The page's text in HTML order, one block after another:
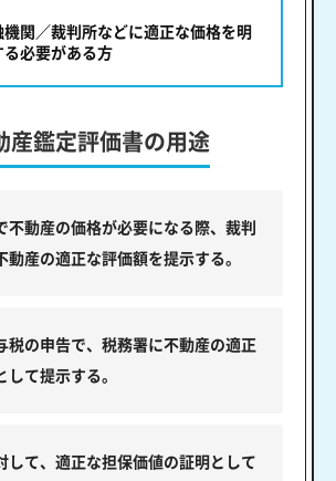
機関／裁判所などに適正な価格を明
る必要がある方
産鑑定評価書の用途
不動産の価格が必要になる際、裁判
動産の適正な評価額を提示する。
税の申告で、税務署に不動産の適正
て提示する。
して、適正な担保価値の証明として